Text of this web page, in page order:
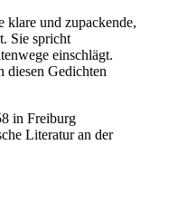
klare und zupackende,
Sie spricht
einschlägt.
diesen Gedichten
in Freiburg
Literatur an der